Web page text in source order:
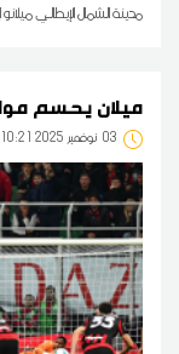
مدينة الشمال الإيطالي ميلانو اين
ميلان يحسم
03 10:21 2025 نوفمبر